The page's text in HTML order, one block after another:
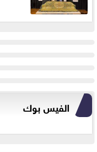
الفيس بوك